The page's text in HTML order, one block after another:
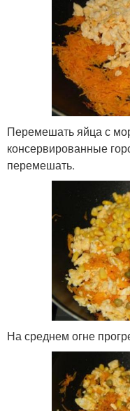
Перемешать яйца с
консервированные
перемешать.
На среднем огне